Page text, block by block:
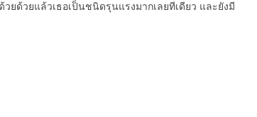
ยด้วยแล้วเธอเป็นชนิดรุนแรงมากเลยทีเดียว และยังมี